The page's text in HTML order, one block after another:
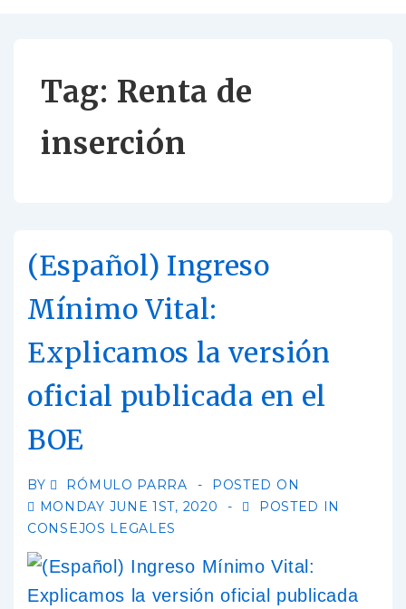
Tag: Renta de
inserción
(Español) Ingreso
Mínimo Vital:
Explicamos la versión
oficial publicada en el
BOE
BY RÓMULO PARRA
POSTED ON
MONDAY JUNE 1ST, 2020
POSTED IN
CONSEJOS LEGALES